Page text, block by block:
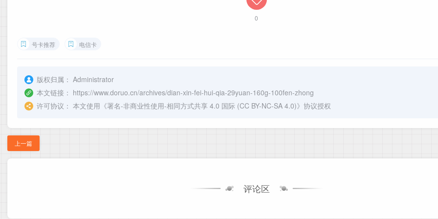
0
号卡推荐 电信卡
版权归属： Administrator
本文链接： https://www.doruo.cn/archives/dian-xin-fei-hui-qia-29yuan-160g-100fen-zhong
许可协议： 本文使用《署名-非商业性使用-相同方式共享 4.0 国际 (CC BY-NC-SA 4.0)》协议授权
上一篇
评论区